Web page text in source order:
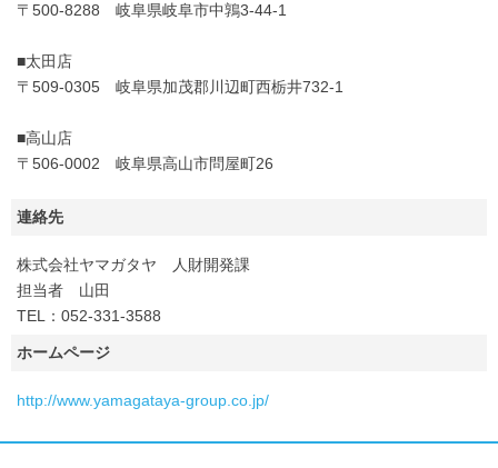
〒500-8288 岐阜県岐阜市中鶉3-44-1
■太田店
〒509-0305 岐阜県加茂郡川辺町西栃井732-1
■高山店
〒506-0002 岐阜県高山市問屋町26
連絡先
株式会社ヤマガタヤ 人財開発課
担当者 山田
TEL：052-331-3588
ホームページ
http://www.yamagataya-group.co.jp/